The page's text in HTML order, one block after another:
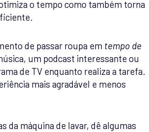
o tempo como também torna
de passar roupa em tempo de
um podcast interessante ou
de TV enquanto realiza a tarefa.
mais agradável e menos
da máquina de lavar, dê algumas